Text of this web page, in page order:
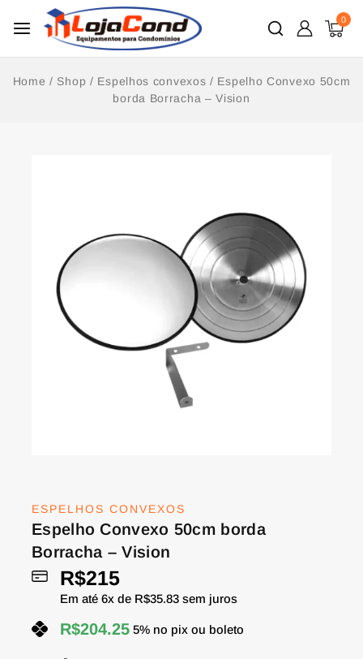
0
Home / Shop / Espelhos convexos / Espelho Convexo 50cm
borda Borracha – Vision
ESPELHOS CONVEXOS
Espelho Convexo 50cm borda
Borracha – Vision
R$215
Em até 6x de R$35.83 sem juros
R$204.25 5% no pix ou boleto